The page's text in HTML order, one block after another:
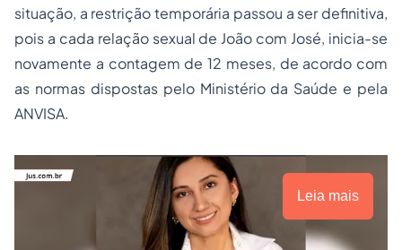
situação, a restrição temporária passou a ser definitiva,
pois a cada relação sexual de João com José, inicia-se
novamente a contagem de 12 meses, de acordo com
as normas dispostas pelo Ministério da Saúde e pela
ANVISA.
Leia mais